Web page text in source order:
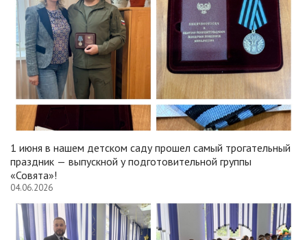
1 июня в нашем детском саду прошел самый трогательный
праздник — выпускной у подготовительной группы
«Совята»!
04.06.2026